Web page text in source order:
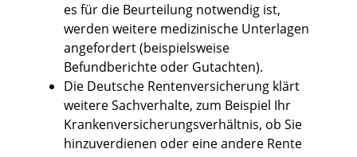
es für die Beurteilung notwendig ist,
werden weitere medizinische Unterlagen
angefordert (beispielsweise
Befundberichte oder Gutachten).
Die Deutsche Rentenversicherung klärt
weitere Sachverhalte, zum Beispiel Ihr
Krankenversicherungsverhältnis, ob Sie
hinzuverdienen oder eine andere Rente